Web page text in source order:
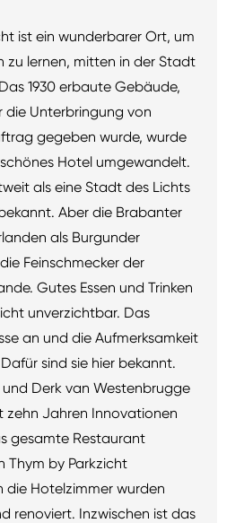
ist ein wunderbarer Ort, um
zu lernen, mitten in der Stadt
1930 erbaute Gebäude,
die Unterbringung von
gegeben wurde, wurde
Hotel umgewandelt.
als eine Stadt des Lichts
Aber die Brabanter
als Burgunder
Feinschmecker der
Gutes Essen und Trinken
unverzichtbar. Das
an und die Aufmerksamkeit
sind sie hier bekannt.
und Derk van Westenbrugge
zehn Jahren Innovationen
gesamte Restaurant
Thym by Parkzicht
die Hotelzimmer wurden
renoviert. Inzwischen ist das